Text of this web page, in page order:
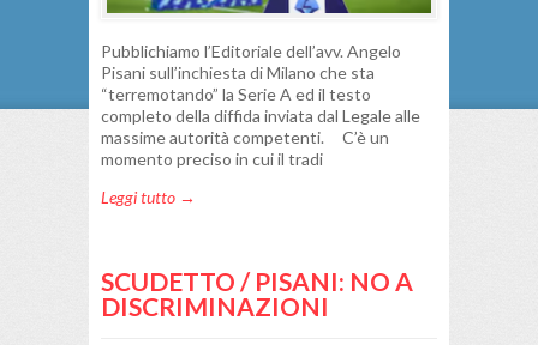
Pubblichiamo l’Editoriale dell’avv. Angelo
Pisani sull’inchiesta di Milano che sta
“terremotando” la Serie A ed il testo
completo della diffida inviata dal Legale alle
massime autorità competenti. C’è un
momento preciso in cui il tradi
Leggi tutto →
SCUDETTO / PISANI: NO A
DISCRIMINAZIONI